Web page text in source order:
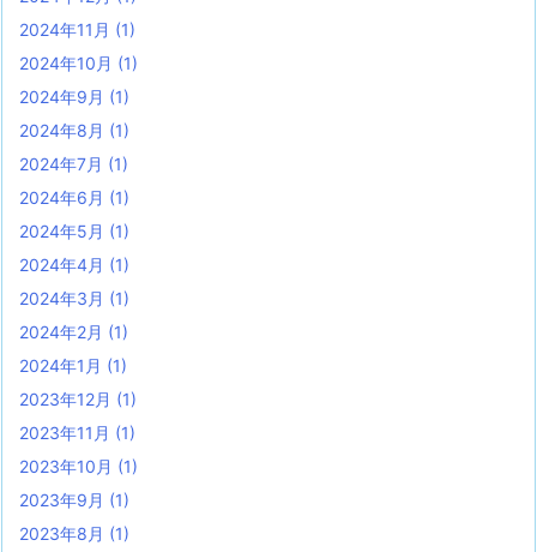
2024年11月 (1)
2024年10月 (1)
2024年9月 (1)
2024年8月 (1)
2024年7月 (1)
2024年6月 (1)
2024年5月 (1)
2024年4月 (1)
2024年3月 (1)
2024年2月 (1)
2024年1月 (1)
2023年12月 (1)
2023年11月 (1)
2023年10月 (1)
2023年9月 (1)
2023年8月 (1)